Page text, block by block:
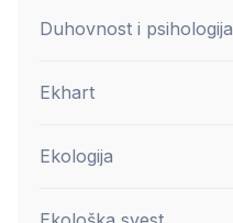
Duhovnost i psihologija
Ekhart
Ekologija